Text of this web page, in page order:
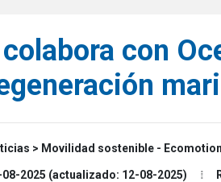
con
> Movilidad sostenible - Ecomotion
08-2025 (actualizado: 12-08-2025)